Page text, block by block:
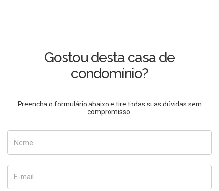
Gostou desta casa de
condomínio?
Preencha o formulário abaixo e tire todas suas dúvidas sem
compromisso.